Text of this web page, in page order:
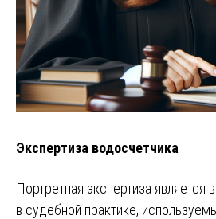
Экспертиза водосчетчика
Портретная экспертиза
в судебной практике,